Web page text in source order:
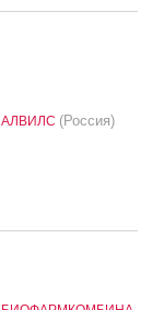
АЛВИЛС (Россия)